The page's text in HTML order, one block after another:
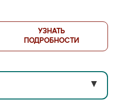
УЗНАТЬ
ПОДРОБНОСТИ
▼